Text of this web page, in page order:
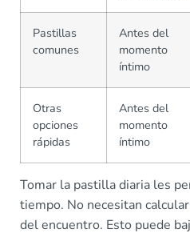
Pastillas
comunes
Antes del
momento
íntimo
Otras
opciones
rápidas
Antes del
momento
íntimo
Tomar la pastilla diaria les
tiempo. No necesitan
del encuentro. Esto puede